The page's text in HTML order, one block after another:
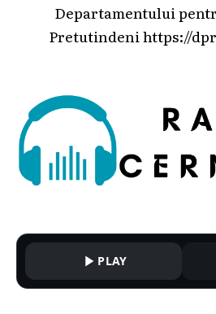
Departamentului
Pretutindeni https://
PLAY